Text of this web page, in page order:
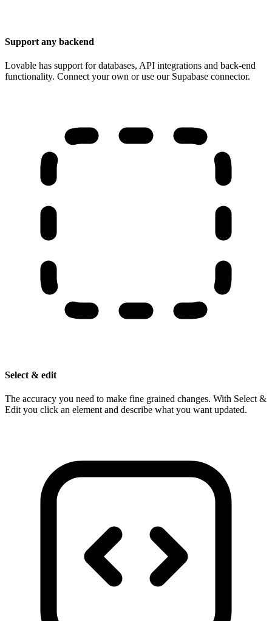
Support any backend
Lovable has support for databases, API integrations and back-end
functionality. Connect your own or use our Supabase connector.
Select & edit
The accuracy you need to make fine grained changes. With Select &
Edit you click an element and describe what you want updated.